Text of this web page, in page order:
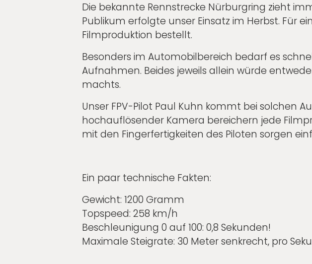
Die bekannte Rennstrecke Nürburgring zieht
Publikum erfolgte unser Einsatz im Herbst. Für
Filmproduktion bestellt.
Besonders im Automobilbereich bedarf es
Aufnahmen. Beides jeweils allein würde
machts.
Unser FPV-Pilot Paul Kuhn kommt bei solchen
hochauflösender Kamera bereichern jede
mit den Fingerfertigkeiten des Piloten sorgen
Ein paar technische Fakten:
Gewicht: 1200 Gramm
Topspeed: 258 km/h
Beschleunigung 0 auf 100: 0,8 Sekunden!
Maximale Steigrate: 30 Meter senkrecht, pro